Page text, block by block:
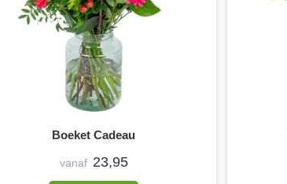
Boeket Cadeau
vanaf 23,95